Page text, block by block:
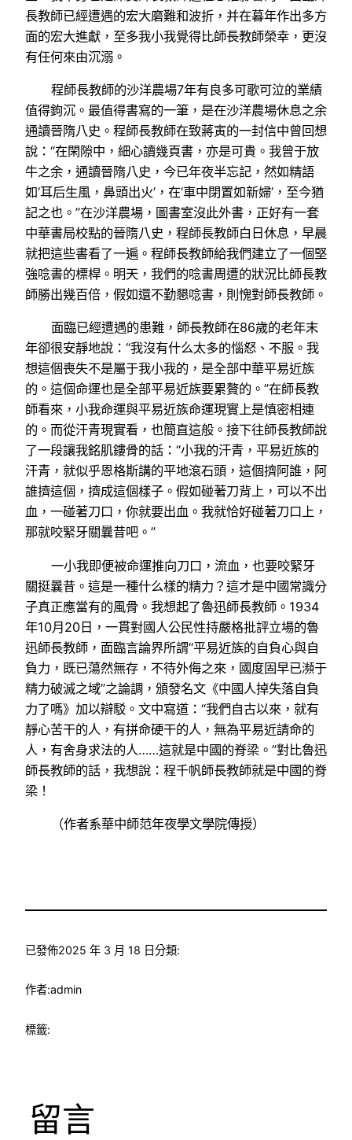
長教師已經遭遇的宏大磨難和波折，并在暮年作出多方
面的宏大進獻，至多我小我覺得比師長教師榮幸，更沒
有任何來由沉溺。
程師長教師的沙洋農場7年有良多可歌可泣的業績
值得鉤沉。最值得書寫的一筆，是在沙洋農場休息之余
通讀晉隋八史。程師長教師在致蔣寅的一封信中曾回想
說：“在閑隙中，細心讀幾頁書，亦是可貴。我曾于放
牛之余，通讀晉隋八史，今已年夜半忘記，然如精語
如‘耳后生風，鼻頭出火’，在‘車中閉置如新婦’，至今猶
記之也。”在沙洋農場，圖書室沒此外書，正好有一套
中華書局校點的晉隋八史，程師長教師白日休息，早晨
就把這些書看了一遍。程師長教師給我們建立了一個堅
強唸書的標桿。明天，我們的唸書周遭的狀況比師長教
師勝出幾百倍，假如還不勤懇唸書，則愧對師長教師。
面臨已經遭遇的患難，師長教師在86歲的老年末
年卻很安靜地說：“我沒有什么太多的惱怒、不服。我
想這個喪失不是屬于我小我的，是全部中華平易近族
的。這個命運也是全部平易近族要累贅的。”在師長教
師看來，小我命運與平易近族命運現實上是慎密相連
的。而從汗青現實看，也簡直這般。接下往師長教師說
了一段讓我銘肌鏤骨的話：“小我的汗青，平易近族的
汗青，就似乎恩格斯講的平地滾石頭，這個擠阿誰，阿
誰擠這個，擠成這個樣子。假如碰著刀背上，可以不出
血，一碰著刀口，你就要出血。我就恰好碰著刀口上，
那就咬緊牙關曩昔吧。”
一小我即便被命運推向刀口，流血，也要咬緊牙
關挺曩昔。這是一種什么樣的精力？這才是中國常識分
子真正應當有的風骨。我想起了魯迅師長教師。1934
年10月20日，一貫對國人公民性持嚴格批評立場的魯
迅師長教師，面臨言論界所謂“平易近族的自負心與自
負力，既已蕩然無存，不待外侮之來，國度固早已瀕于
精力破滅之域”之論調，頒發名文《中國人掉失落自負
力了嗎》加以辯駁。文中寫道：“我們自古以來，就有
靜心苦干的人，有拼命硬干的人，無為平易近請命的
人，有舍身求法的人……這就是中國的脊梁。”對比魯迅
師長教師的話，我想說：程千帆師長教師就是中國的脊
梁！
（作者系華中師范年夜學文學院傳授）
已發佈2025 年 3 月 18 日分類:
作者:admin
標籤:
留言